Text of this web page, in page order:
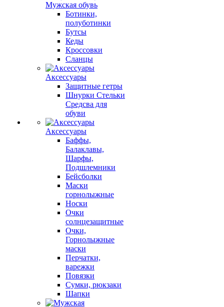
Мужская обувь
Ботинки,
полуботинки
Бутсы
Кеды
Кроссовки
Сланцы
Аксессуары
Защитные гетры
Шнурки Стельки
Средсва для
обуви
Аксессуары
Баффы,
Балаклавы,
Шарфы,
Подшлемники
Бейсболки
Маски
горнолыжные
Носки
Очки
солнцезащитные
Очки,
Горнолыжные
маски
Перчатки,
варежки
Повязки
Сумки, рюкзаки
Шапки